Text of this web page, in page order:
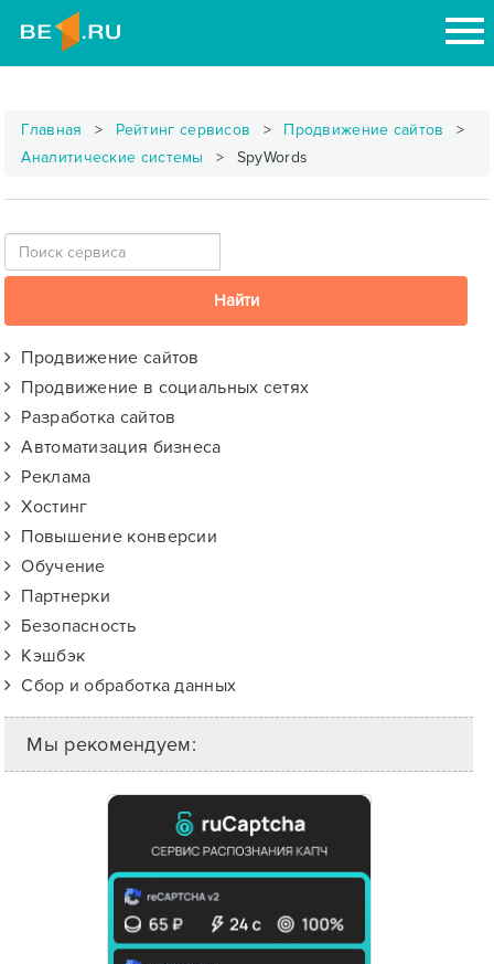
Главная Рейтинг сервисов
Продвижение сайтов
Аналитические системы
SpyWords
Продвижение сайтов
Продвижение в социальных сетях
Разработка сайтов
Автоматизация бизнеса
Реклама
Хостинг
Повышение конверсии
Обучение
Партнерки
Безопасность
Кэшбэк
Сбор и обработка данных
Мы рекомендуем: